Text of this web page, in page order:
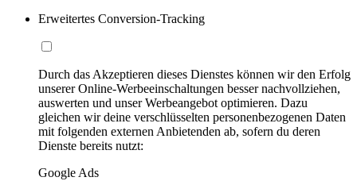
Erweitertes Conversion-Tracking
Durch das Akzeptieren dieses Dienstes können wir den Erfolg
unserer Online-Werbeeinschaltungen besser nachvollziehen,
auswerten und unser Werbeangebot optimieren. Dazu
gleichen wir deine verschlüsselten personenbezogenen Daten
mit folgenden externen Anbietenden ab, sofern du deren
Dienste bereits nutzt:
Google Ads